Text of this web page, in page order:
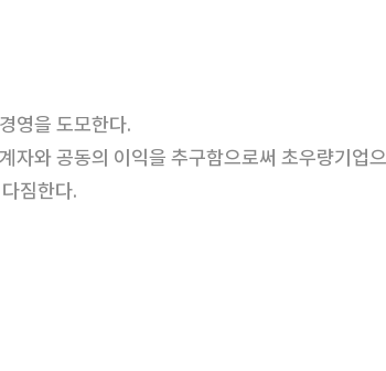
영을 도모한다.
와 공동의 이익을 추구함으로써 초우량기업
짐한다.